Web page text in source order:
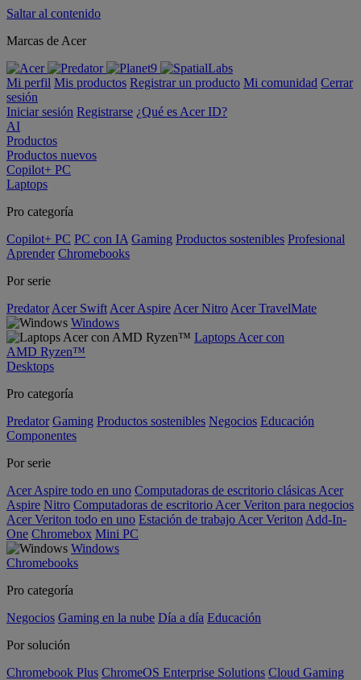
Saltar al contenido
Marcas de Acer
Mi perfil Mis productos Registrar un producto Mi comunidad Cerrar
sesión
Iniciar sesión Registrarse ¿Qué es Acer ID?
AI
Productos
Productos nuevos
Copilot+ PC
Laptops
Pro categoría
Copilot+ PC PC con IA Gaming Productos sostenibles Profesional
Aprender Chromebooks
Por serie
Predator Acer Swift Acer Aspire Acer Nitro Acer TravelMate
Windows
Laptops Acer con
AMD Ryzen™
Desktops
Pro categoría
Predator Gaming Productos sostenibles Negocios Educación
Componentes
Por serie
Acer Aspire todo en uno Computadoras de escritorio clásicas Acer
Aspire Nitro Computadoras de escritorio Acer Veriton para negocios
Acer Veriton todo en uno Estación de trabajo Acer Veriton Add-In-
One Chromebox Mini PC
Windows
Chromebooks
Pro categoría
Negocios Gaming en la nube Día a día Educación
Por solución
Chromebook Plus ChromeOS Enterprise Solutions Cloud Gaming